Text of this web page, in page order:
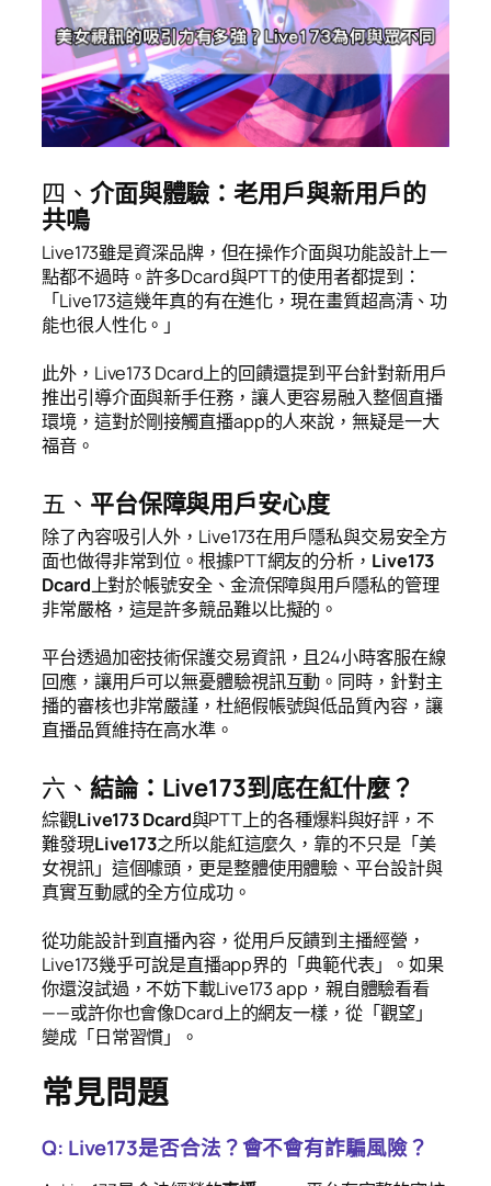
四、 介面與體驗：老用戶與新用戶的
共鳴
Live173雖是資深品牌，但在操作介面與功能設計上一
點都不過時。許多Dcard與PTT的使用者都提到：
「Live173這幾年真的有在進化，現在畫質超高清、功
能也很人性化。」
此外，Live173 Dcard上的回饋還提到平台針對新用戶
推出引導介面與新手任務，讓人更容易融入整個直播
環境，這對於剛接觸直播app的人來說，無疑是一大
福音。
五、 平台保障與用戶安心度
除了內容吸引人外，Live173在用戶隱私與交易安全方
面也做得非常到位。根據PTT網友的分析， Live173
Dcard上對於帳號安全、金流保障與用戶隱私的管理
非常嚴格，這是許多競品難以比擬的。
平台透過加密技術保護交易資訊，且24小時客服在線
回應，讓用戶可以無憂體驗視訊互動。同時，針對主
播的審核也非常嚴謹，杜絕假帳號與低品質內容，讓
直播品質維持在高水準。
六、 結論：Live173到底在紅什麼？
綜觀Live173 Dcard與PTT上的各種爆料與好評，不
難發現Live173之所以能紅這麼久，靠的不只是「美
女視訊」這個噱頭，更是整體使用體驗、平台設計與
真實互動感的全方位成功。
從功能設計到直播內容，從用戶反饋到主播經營，
Live173幾乎可說是直播app界的「典範代表」。如果
你還沒試過，不妨下載Live173 app，親自體驗看看
——或許你也會像Dcard上的網友一樣，從「觀望」
變成「日常習慣」。
常見問題
Q: Live173是否合法？會不會有詐騙風險？